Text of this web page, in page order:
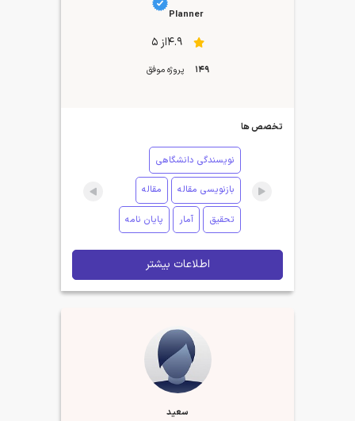
Planner
4.9از 5
149 پروژه موفق
تخصص ها
نویسندگی دانشگاهی
بازنویسی مقاله مقاله
تحقیق آمار پایان نامه
اطلاعات بیشتر
سعید